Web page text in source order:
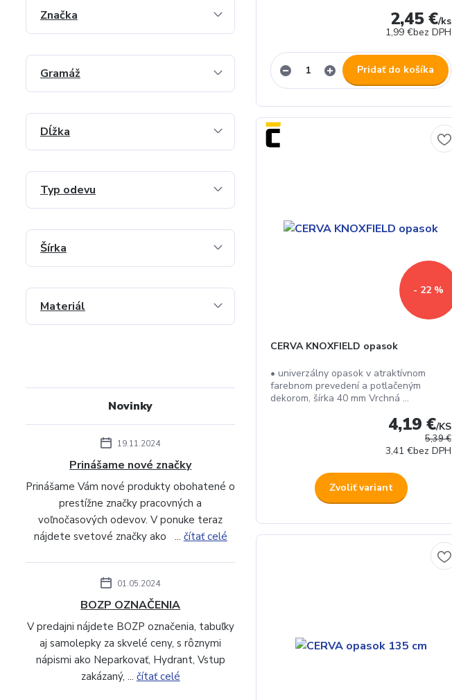
2,45 €/ks
1,99 €bez DPH
Pridať do košíka
- 22 %
CERVA KNOXFIELD opasok
• univerzálny opasok v atraktívnom
farebnom prevedení a potlačeným
dekorom, šírka 40 mm Vrchná ...
5,39 €
4,19 €/KS
3,41 €bez DPH
Zvoliť variant
Značka
Gramáž
Dĺžka
Typ odevu
Šírka
Materiál
Novinky
19.11.2024
Prinášame nové značky
Prinášame Vám nové produkty obohatené o
prestížne značky pracovných a
voľnočasových odevov. V ponuke teraz
nájdete svetové značky ako ... čítať celé
01.05.2024
BOZP OZNAČENIA
V predajni nájdete BOZP označenia, tabuľky
aj samolepky za skvelé ceny, s rôznymi
nápismi ako Neparkovať, Hydrant, Vstup
zakázaný, ... čítať celé